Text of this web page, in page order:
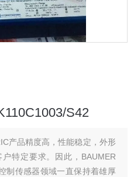
S42
产品精度高，性能稳定，外形
特定要求。因此，BAUMER
制传感器领域一直保持着雄厚